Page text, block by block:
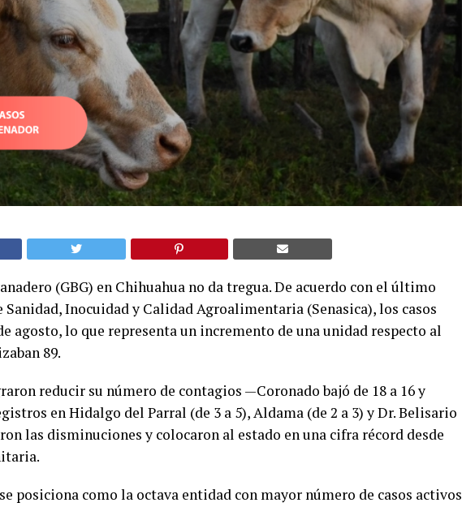
(GBG) en Chihuahua no da tregua. De acuerdo con el último
Inocuidad y Calidad Agroalimentaria (Senasica), los casos
agosto, lo que representa un incremento de una unidad respecto al
89.
reducir su número de contagios —Coronado bajó de 18 a 16 y
en Hidalgo del Parral (de 3 a 5), Aldama (de 2 a 3) y Dr. Belisario
las disminuciones y colocaron al estado en una cifra récord desde
posiciona como la octava entidad con mayor número de casos activos